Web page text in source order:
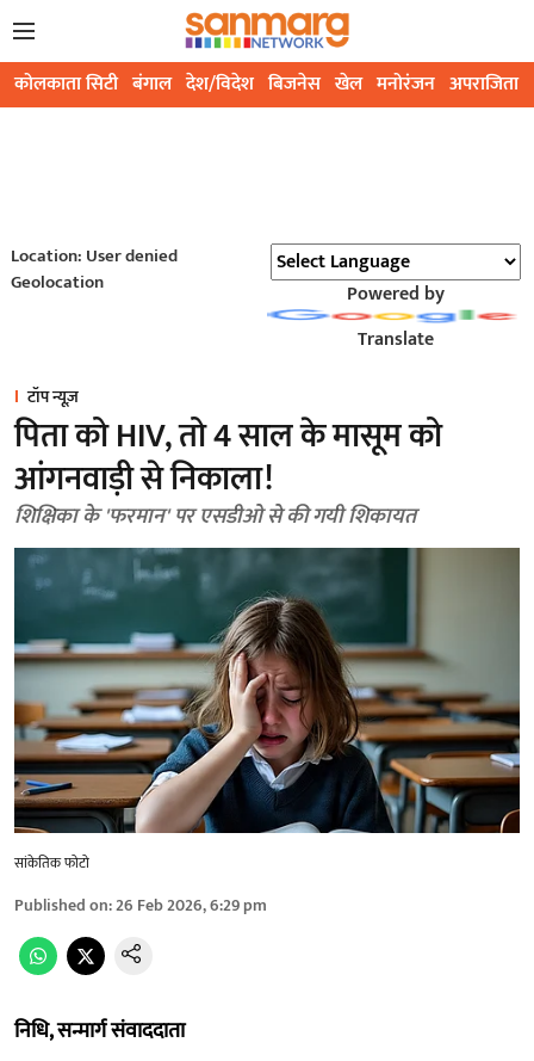
कोलकाता सिटी बंगाल देश/विदेश बिजनेस खेल मनोरंजन अपराजिता
Location: User denied
Geolocation
Powered by
Translate
टॉप न्यूज़
पिता को HIV, तो 4 साल के मासूम को
आंगनवाड़ी से निकाला!
शिक्षिका के 'फरमान' पर एसडीओ से की गयी शिकायत
सांकेतिक फोटो
Published on:26 Feb 2026, 6:29 pm
निधि, सन्मार्ग संवाददाता